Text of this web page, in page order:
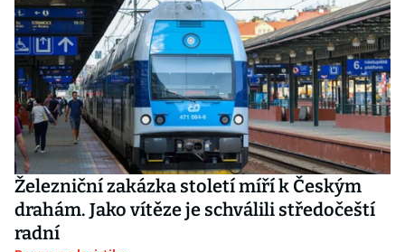
Železniční zakázka století míří k Českým
drahám. Jako vítěze je schválili středočeští
radní